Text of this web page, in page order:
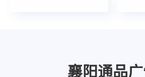
襄阳通品